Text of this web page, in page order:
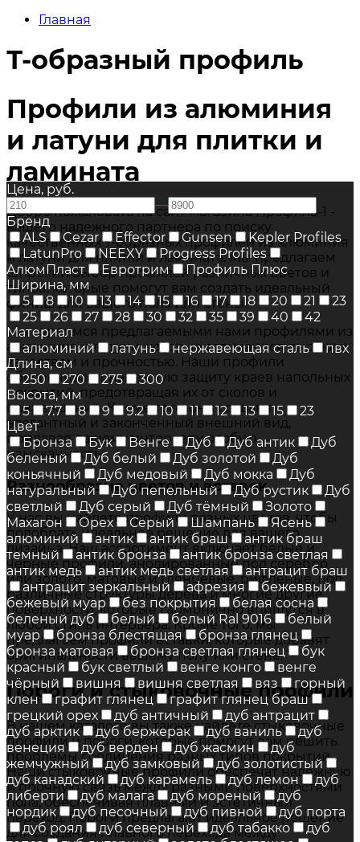
Главная
Т-образный профиль
Профили из алюминия
и латуни для плитки и
ламината
Добро пожаловать на сайт магазина Профиль-1 -
вашего надежного партнера по поиску
качественных Т-образных профилей из алюминия
и латуни для плитки и ламината. Мы предлагаем
широкий выбор профилей различных цветов и
типов, которые помогут вам создать идеальный
финиш для вашего пола или стены.
Мы гордимся предлагаемыми нами профилями из
алюминия и латуни, которые отличаются высоким
качеством и прочностью. Наши профили
обеспечивают надежную защиту краев напольных
покрытий, предотвращая их от сколов и
повреждений. Кроме того, они создают
элегантный и законченный внешний вид,
придавая вашему интерьеру особую
изысканность.
Разнообразие цветов и вставок
У нас вы найдете профили разных цветов, чтобы
подобрать идеальное решение для вашего
дизайна. Наш ассортимент включает белые и
черные профили, анодированные под серебро
или золото, матовые и глянцевые, рифленые, под
различные структуры дерева и многие другие
поверхности, которые гармонично впишутся в
любой стиль интерьера. Кроме того, мы
предлагаем профили вставки, которые добавят
оригинальности вашему полу или стене.
Пороги и стыковочные профили
В нашем каталоге вы также найдете стыковочные
профили и пороги, которые помогут вам решить
проблемы соединения разных типов покрытий.
Наши стыковочные профили обеспечат надежную
и прочную связь между разными поверхностями
пола, обеспечивая плавный и эстетичный
переход. Пороги предлагают идеальное решение
для создания плавного перехода между
Цена, руб.
—
Бренд
ALS
Cezar Effector Gunsen
Kepler Profiles
LatunPro
NEEXY
Progress Profiles
АлюмПласт
Евротрим
Профиль Плюс
Ширина, мм
5
8 10 13 14 15 16 17 18 20 21
23
25
26 27 28 30 32 35 39 40
42
Материал
алюминий
латунь нержавеющая сталь
пвх
Длина, см
250
270 275
300
Высота, мм
5
7.7 8 9 9.2 10 11 12 13 15
23
Цвет
Бронза
Бук Венге Дуб Дуб антик
Дуб
беленый
Дуб белый Дуб золотой
Дуб
коньячный
Дуб медовый Дуб мокка
Дуб
натуральный
Дуб пепельный Дуб рустик
Дуб
светлый
Дуб серый Дуб тёмный
Золото
Махагон
Орех Серый Шампань
Ясень
алюминий
антик антик браш
антик браш
темный
антик бронза
антик бронза светлая
антик медь
антик медь светлая
антрацит браш
антрацит зеркальный
афрезия
бежеввый
бежевый муар
без покрытия
белая сосна
беленый дуб
белый белый Ral 9016
белый
муар
бронза блестящая
бронза глянец
бронза матовая
бронза светлая глянец
бук
красный
бук светлый венге конго
венге
чёрный
вишня вишня светлая вяз
горный
клен
графит глянец
графит глянец браш
грецкий орех
дуб античный
дуб антрацит
дуб арктик
дуб бержерак дуб ваниль
дуб
венеция
дуб верден дуб жасмин
дуб
жемчужный
дуб замковый
дуб золотистый
дуб канадский
дуб карамель дуб лемон
дуб
либерти
дуб малага дуб мореный
дуб
нордик
дуб песочный дуб пивной
дуб порта
дуб роял
дуб северный дуб табакко
дуб